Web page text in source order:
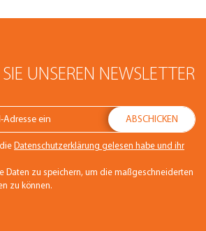
UNSEREN NEWSLETTER
Datenschutzerklärung gelesen habe und ihr
Daten zu speichern, um die maßgeschneiderten
zu können.